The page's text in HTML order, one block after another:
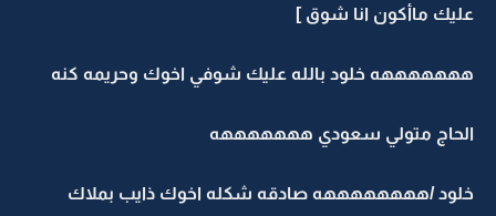
عليك ماأكون انا شوق ]
هههههههه خلود بالله عليك شوفي اخوك وحريمه كنه
الحاج متولي سعودي هههههههه
خلود /ههههههههه صادقه شكله اخوك ذايب بملاك